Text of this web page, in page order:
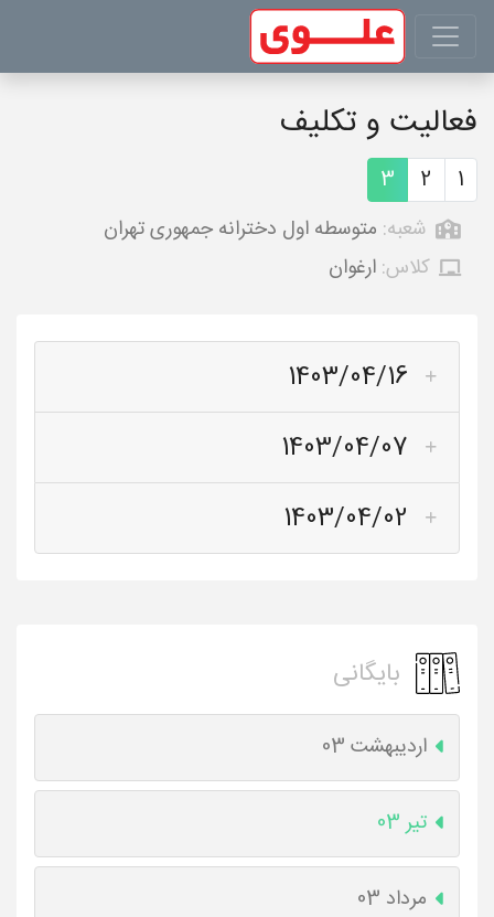
فعالیت و تکلیف
1
2
3
شعبه: متوسطه اول دخترانه جمهوری تهران
کلاس: ارغوان
1403/04/16
1403/04/07
1403/04/02
بایگانی
اردیبهشت 03
تیر 03
مرداد 03